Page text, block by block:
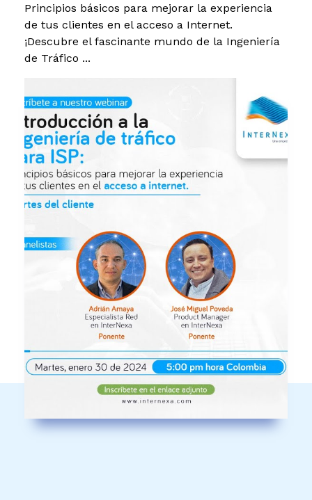
Principios básicos para mejorar la experiencia
de tus clientes en el acceso a Internet.
¡Descubre el fascinante mundo de la Ingeniería
de Tráfico ...